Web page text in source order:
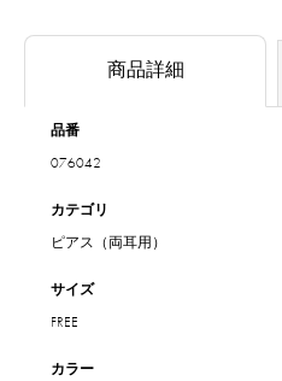
商品詳細
品番
076042
カテゴリ
ピアス（両耳用）
サイズ
FREE
カラー